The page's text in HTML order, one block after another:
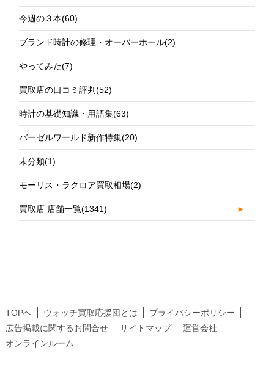
今週の３本(60)
ブランド時計の修理・オーバーホール(2)
やってみた(7)
買取店の口コミ評判(52)
時計の基礎知識・用語集(63)
バーゼルワールド新作特集(20)
未分類(1)
モーリス・ラクロア買取相場(2)
買取店 店舗一覧(1341) ►
TOPへ ウォッチ買取応援団とは
プライバシーポリシー
広告掲載に関するお問合せ
サイトマップ
運営会社
オンラインルーム